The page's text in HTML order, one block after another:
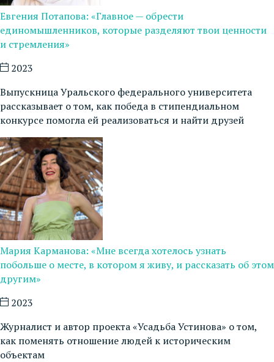
Евгения Потапова: «Главное — обрести
единомышленников, которые разделяют твои ценности
и стремления»
2023
Выпускница Уральского федерального университета
рассказывает о том, как победа в стипендиальном
конкурсе помогла ей реализоваться и найти друзей
Мария Карманова: «Мне всегда хотелось узнать
побольше о месте, в котором я живу, и рассказать об этом
другим»
2023
Журналист и автор проекта «Усадьба Устинова» о том,
как поменять отношение людей к историческим
объектам